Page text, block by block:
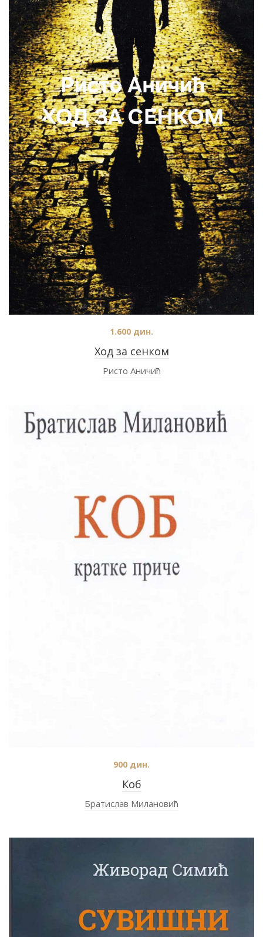
Ход за сенком
1.600 дин.
Ристо Аничић
Коб
900 дин.
Братислав Милановић